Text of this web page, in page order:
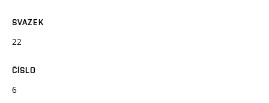
SVAZEK
22
ČÍSLO
6